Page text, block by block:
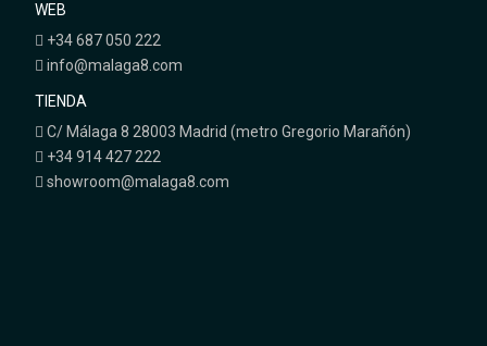
WEB
+34 687 050 222
info@malaga8.com
TIENDA
C/ Málaga 8 28003 Madrid (metro Gregorio Marañón)
+34 914 427 222
showroom@malaga8.com